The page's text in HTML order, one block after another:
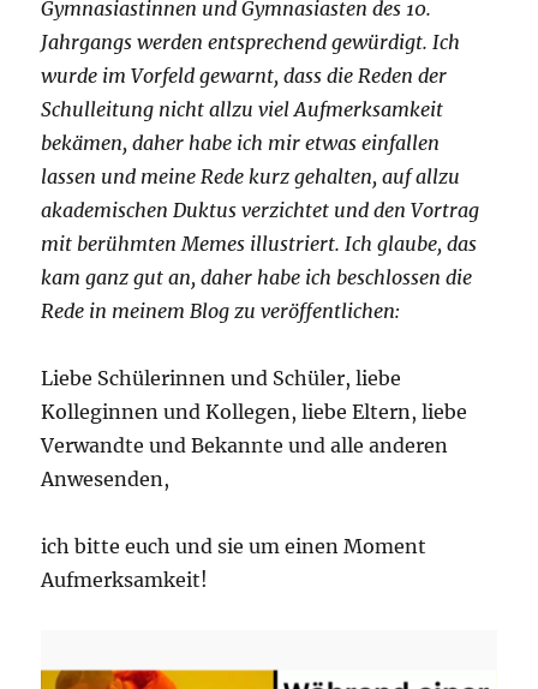
Gymnasiastinnen und Gymnasiasten des 10.
Jahrgangs werden entsprechend gewürdigt. Ich
wurde im Vorfeld gewarnt, dass die Reden der
Schulleitung nicht allzu viel Aufmerksamkeit
bekämen, daher habe ich mir etwas einfallen
lassen und meine Rede kurz gehalten, auf allzu
akademischen Duktus verzichtet und den Vortrag
mit berühmten Memes illustriert. Ich glaube, das
kam ganz gut an, daher habe ich beschlossen die
Rede in meinem Blog zu veröffentlichen:
Liebe Schülerinnen und Schüler, liebe
Kolleginnen und Kollegen, liebe Eltern, liebe
Verwandte und Bekannte und alle anderen
Anwesenden,
ich bitte euch und sie um einen Moment
Aufmerksamkeit!